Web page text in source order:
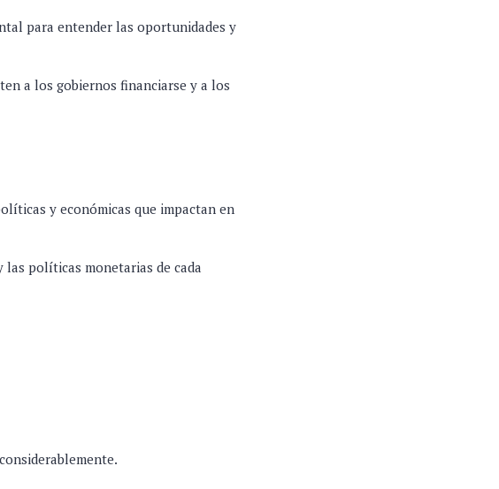
para entender las oportunidades y
a los gobiernos financiarse y a los
y económicas que impactan en
políticas monetarias de cada